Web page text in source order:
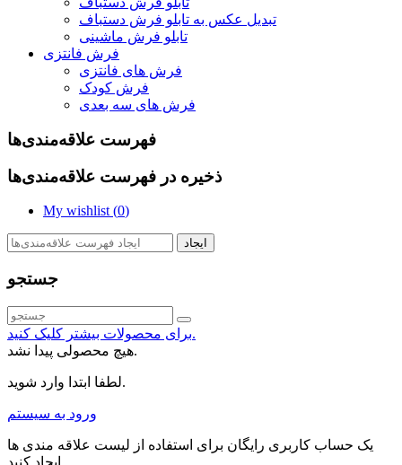
تبدیل عکس به تابلو فرش دستباف
تابلو فرش ماشینی
فرش فانتزی
فرش های فانتزی
فرش کودک
فرش های سه بعدی
فهرست علاقه‌مندی‌ها
ذخیره در فهرست علاقه‌مندی‌ها
My wishlist (0)
ایجاد
جستجو
برای محصولات بیشتر کلیک کنید.
هیچ محصولی پیدا نشد.
لطفا ابتدا وارد شوید.
ورود به سیستم
یک حساب کاربری رایگان برای استفاده از لیست علاقه مندی ها